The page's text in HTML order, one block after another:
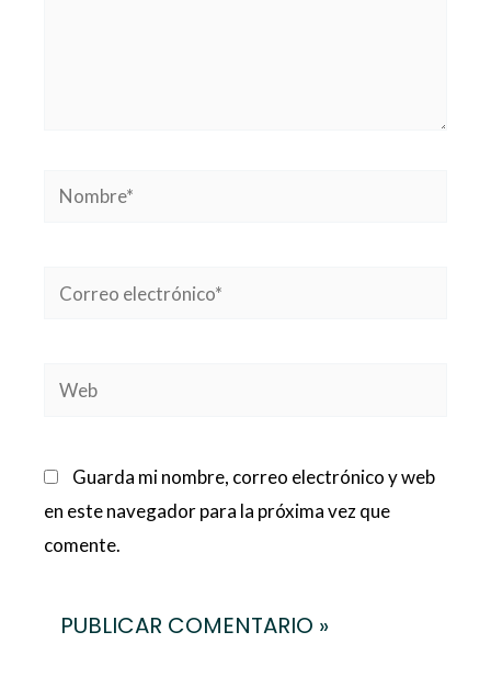
Nombre*
Correo
Web
Guarda mi nombre, correo electrónico y web
en este navegador para la próxima vez que
comente.